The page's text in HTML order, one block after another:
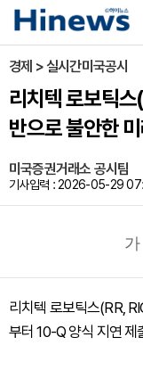
경제 > 실시간미국공시
리치텍 로보틱스
반으로 불안한
미국증권거래소 공시팀
기사입력 : 2026-05-29
가
리치텍 로보틱스(RR,
부터 10-Q 양식 지연 제